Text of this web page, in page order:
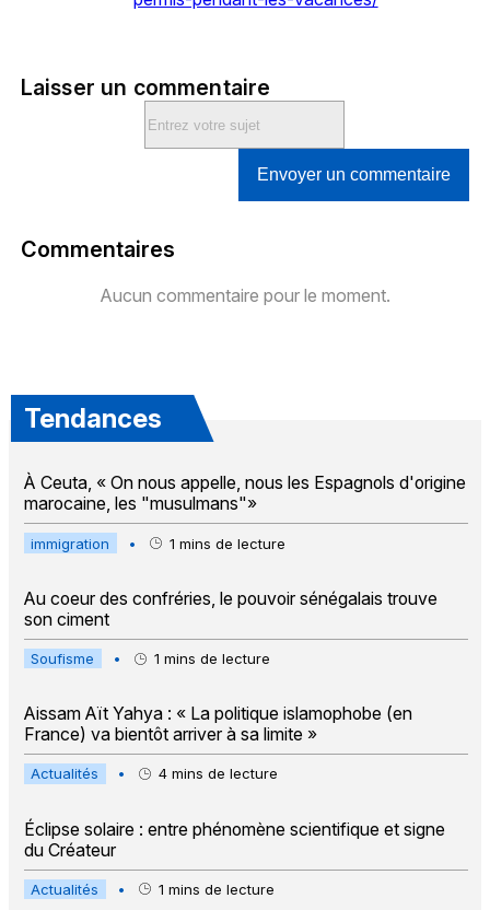
Laisser un commentaire
Envoyer un commentaire
Commentaires
Aucun commentaire pour le moment.
Tendances
À Ceuta, « On nous appelle, nous les Espagnols d'origine
marocaine, les "musulmans"»
immigration • 1 mins de lecture
Au coeur des confréries, le pouvoir sénégalais trouve
son ciment
Soufisme • 1 mins de lecture
Aissam Aït Yahya : « La politique islamophobe (en
France) va bientôt arriver à sa limite »
Actualités • 4 mins de lecture
Éclipse solaire : entre phénomène scientifique et signe
du Créateur
Actualités • 1 mins de lecture